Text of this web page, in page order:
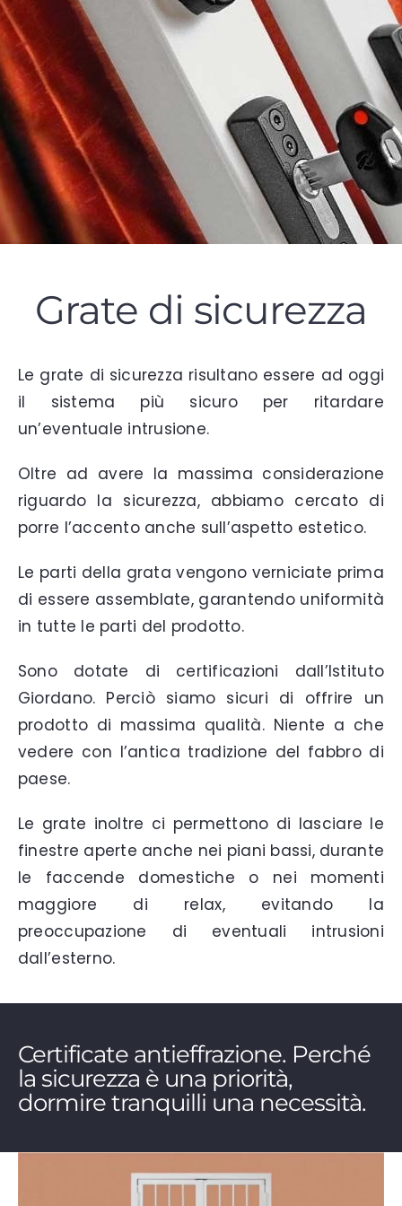
Grate di sicurezza
Le grate di sicurezza risultano essere ad oggi
il sistema più sicuro per ritardare
un’eventuale intrusione.
Oltre ad avere la massima considerazione
riguardo la sicurezza, abbiamo cercato di
porre l’accento anche sull’aspetto estetico.
Le parti della grata vengono verniciate prima
di essere assemblate, garantendo uniformità
in tutte le parti del prodotto.
Sono dotate di certificazioni dall’Istituto
Giordano. Perciò siamo sicuri di offrire un
prodotto di massima qualità. Niente a che
vedere con l’antica tradizione del fabbro di
paese.
Le grate inoltre ci permettono di lasciare le
finestre aperte anche nei piani bassi, durante
le faccende domestiche o nei momenti
maggiore di relax, evitando la
preoccupazione di eventuali intrusioni
dall’esterno.
Certificate antieffrazione. Perché
la sicurezza è una priorità,
dormire tranquilli una necessità.